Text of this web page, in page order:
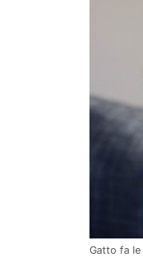
Gatto fa le